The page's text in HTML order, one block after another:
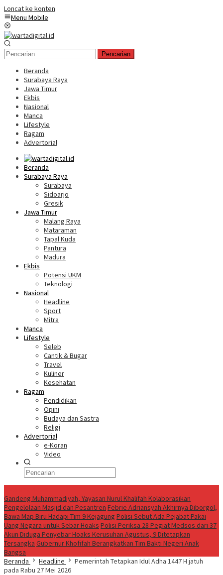
Loncat ke konten
Menu Mobile
Pencarian
Beranda
Surabaya Raya
Jawa Timur
Ekbis
Nasional
Manca
Lifestyle
Ragam
Advertorial
Beranda
Surabaya Raya
Surabaya
Sidoarjo
Gresik
Jawa Timur
Malang Raya
Mataraman
Tapal Kuda
Pantura
Madura
Ekbis
Potensi UKM
Teknologi
Nasional
Headline
Sport
Mitra
Manca
Lifestyle
Seleb
Cantik & Bugar
Travel
Kuliner
Kesehatan
Ragam
Pendidikan
Opini
Budaya dan Sastra
Religi
Advertorial
e-Koran
Video
Gandeng Muhammadiyah, Yayasan Nurul Khalifah Kolaborasikan
Pengelolaan Masjid dan Pesantren Febrie Adriansyah Akhirnya Diborgol,
Bawa Map Biru Hadapi Tim 9 Kejagung Polisi Sebut Ada Pejabat Pakai
Uang Negara untuk Sebar Hoaks Polisi Periksa 28 Pegiat Medsos dari 37
Akun Diduga Penyebar Hoaks Kerusuhan Agustus, 9 Ditetapkan
Tersangka Gubernur Khofifah Berangkatkan Tim Bakti Negeri Anak
Bangsa
Beranda
Headline
Pemerintah Tetapkan Idul Adha 1447 H jatuh
pada Rabu 27 Mei 2026